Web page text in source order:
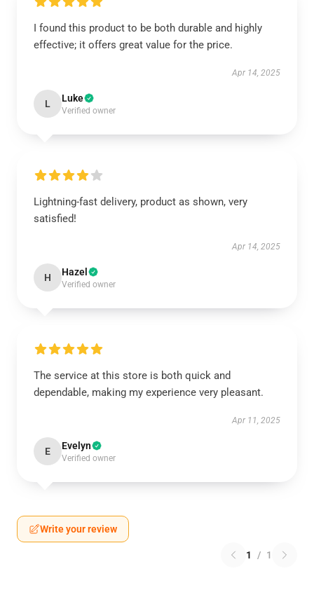
I found this product to be both durable and highly
effective; it offers great value for the price.
Apr 14, 2025
L Luke
Verified owner
Lightning-fast delivery, product as shown, very
satisfied!
Apr 14, 2025
H Hazel
Verified owner
The service at this store is both quick and
dependable, making my experience very pleasant.
Apr 11, 2025
E Evelyn
Verified owner
Write your review
1 / 1